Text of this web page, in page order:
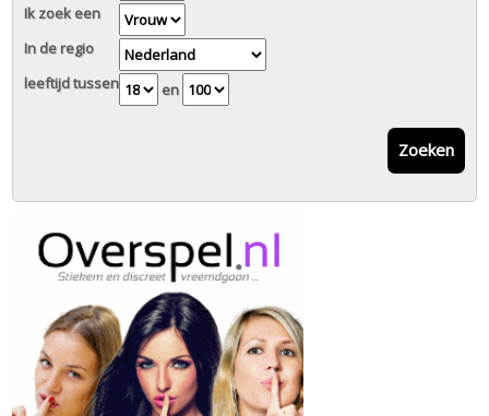
Ik zoek een
In de regio
leeftijd tussen
en
Zoeken